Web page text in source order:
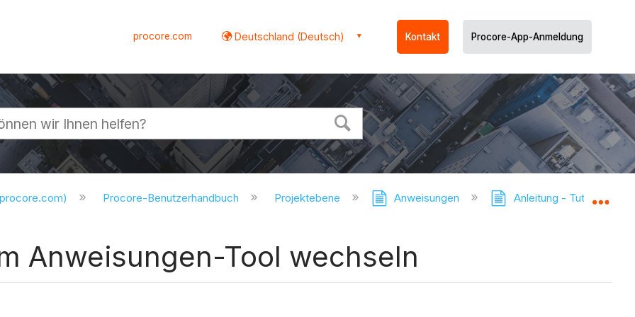
procore.com Deutschland (Deutsch) Kontakt Procore-App-Anmeldung
Procore-Benutzerhandbuch Projektebene Anweisungen Anleitung - Tutorials
Anweisungen-Tool wechseln